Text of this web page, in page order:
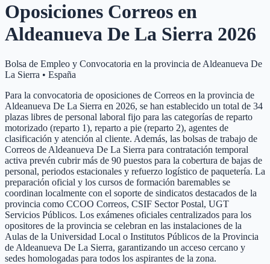
Oposiciones Correos en
Aldeanueva De La Sierra 2026
Bolsa de Empleo y Convocatoria en la provincia de Aldeanueva De
La Sierra • España
Para la convocatoria de oposiciones de Correos en la provincia de
Aldeanueva De La Sierra en 2026, se han establecido un total de 34
plazas libres de personal laboral fijo para las categorías de reparto
motorizado (reparto 1), reparto a pie (reparto 2), agentes de
clasificación y atención al cliente. Además, las bolsas de trabajo de
Correos de Aldeanueva De La Sierra para contratación temporal
activa prevén cubrir más de 90 puestos para la cobertura de bajas de
personal, periodos estacionales y refuerzo logístico de paquetería. La
preparación oficial y los cursos de formación baremables se
coordinan localmente con el soporte de sindicatos destacados de la
provincia como CCOO Correos, CSIF Sector Postal, UGT
Servicios Públicos. Los exámenes oficiales centralizados para los
opositores de la provincia se celebran en las instalaciones de la
Aulas de la Universidad Local o Institutos Públicos de la Provincia
de Aldeanueva De La Sierra, garantizando un acceso cercano y
sedes homologadas para todos los aspirantes de la zona.